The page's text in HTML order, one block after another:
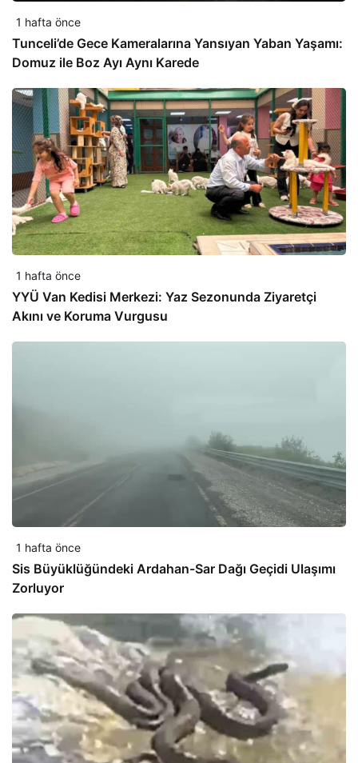
1 hafta önce
Tunceli’de Gece Kameralarına Yansıyan Yaban Yaşamı:
Domuz ile Boz Ayı Aynı Karede
1 hafta önce
YYÜ Van Kedisi Merkezi: Yaz Sezonunda Ziyaretçi
Akını ve Koruma Vurgusu
1 hafta önce
Sis Büyüklüğündeki Ardahan-Sar Dağı Geçidi Ulaşımı
Zorluyor